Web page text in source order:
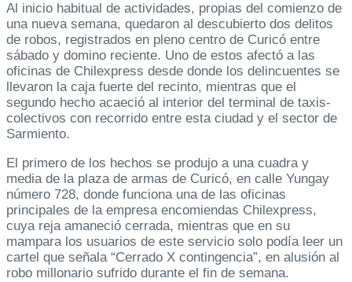
Al inicio habitual de actividades, propias del comienzo de
una nueva semana, quedaron al descubierto dos delitos
de robos, registrados en pleno centro de Curicó entre
sábado y domino reciente. Uno de estos afectó a las
oficinas de Chilexpress desde donde los delincuentes se
llevaron la caja fuerte del recinto, mientras que el
segundo hecho acaeció al interior del terminal de taxis-
colectivos con recorrido entre esta ciudad y el sector de
Sarmiento.
El primero de los hechos se produjo a una cuadra y
media de la plaza de armas de Curicó, en calle Yungay
número 728, donde funciona una de las oficinas
principales de la empresa encomiendas Chilexpress,
cuya reja amaneció cerrada, mientras que en su
mampara los usuarios de este servicio solo podía leer un
cartel que señala “Cerrado X contingencia”, en alusión al
robo millonario sufrido durante el fin de semana.